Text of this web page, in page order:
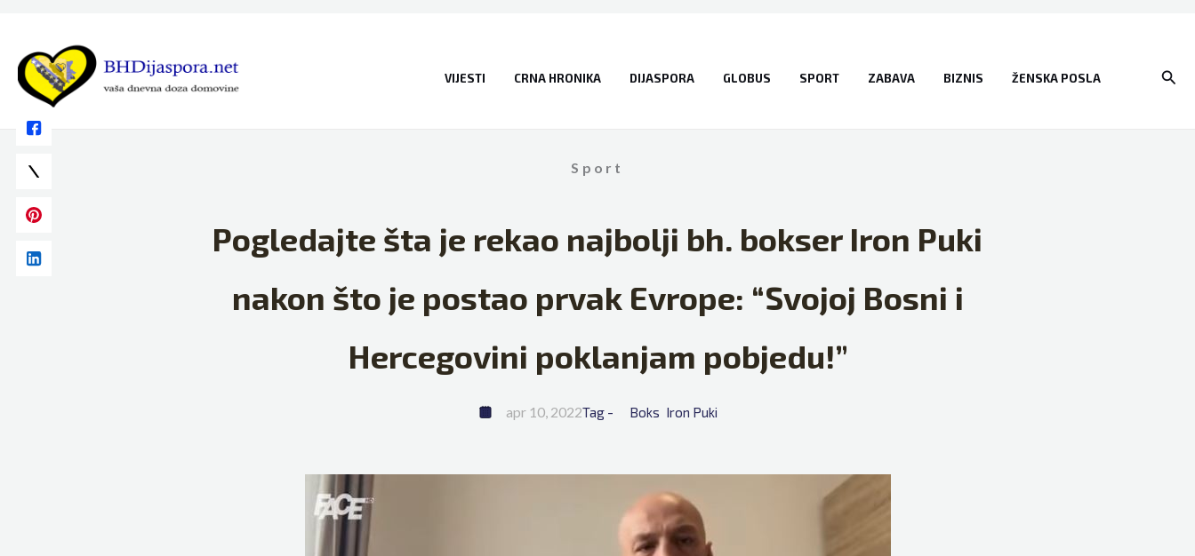
content
VIJESTI CRNA HRONIKA DIJASPORA GLOBUS SPORT ZABAVA BIZNIS ŽENSKA POSLA
Sport
Pogledajte šta je rekao najbolji bh. bokser Iron Puki
nakon što je postao prvak Evrope: “Svojoj Bosni i
Hercegovini poklanjam pobjedu!”
apr 10, 2022Tag - Boks Iron Puki